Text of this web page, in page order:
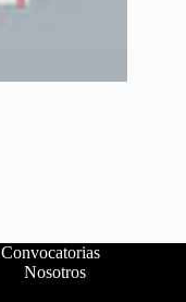
Convocatorias
Nosotros